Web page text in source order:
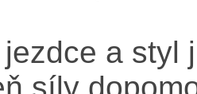
a styl